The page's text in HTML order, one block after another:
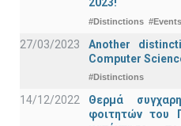
#Distinctions #Events
27/03/2023
Another
Computer
#Distinctions
14/12/2022
Θερμά
φοιτητών του